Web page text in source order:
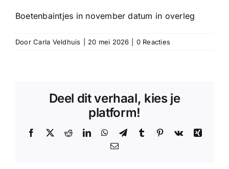
Boetenbaintjes in november datum in overleg
DoorCarla Veldhuis 20 mei 2026 0 Reacties
Deel dit verhaal, kies je
platform!
Facebook
X RedditLinkedInWhatsApp
TelegramTumblr Pinterest
Vk
Xing
E-